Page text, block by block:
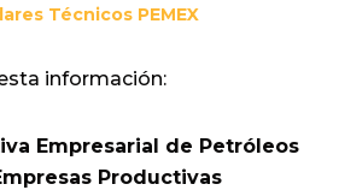
Técnicos PEMEX
información:
Empresarial de Petróleos
Productivas